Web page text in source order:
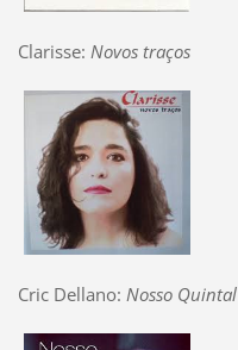
Clarisse: Novos traços
Cric Dellano: Nosso Quintal